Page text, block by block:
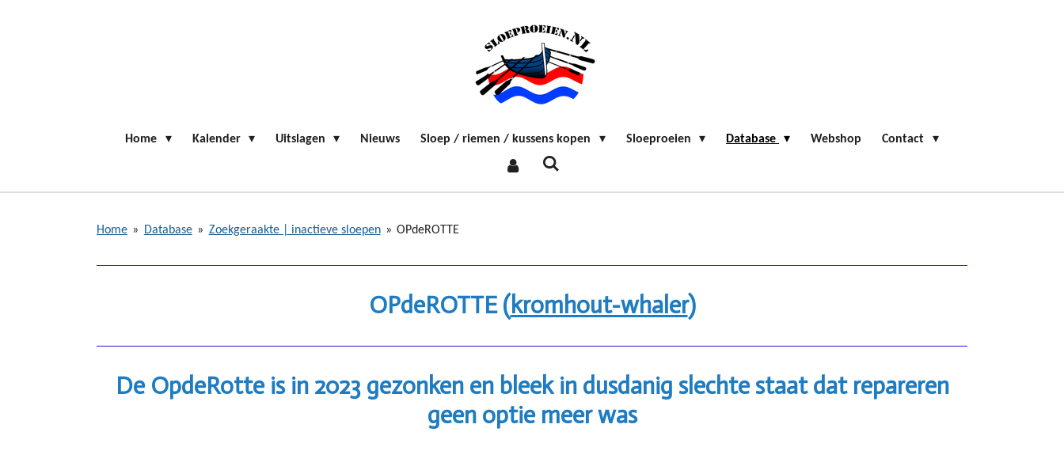
Home Kalender Uitslagen Nieuws Sloep / riemen / kussens kopen Sloeproeien Database Webshop Contact
Home » Database » Zoekgeraakte | inactieve sloepen » OPdeROTTE
OPdeROTTE (kromhout-whaler)
De OpdeRotte is in 2023 gezonken en bleek in dusdanig slechte staat dat repareren
geen optie meer was